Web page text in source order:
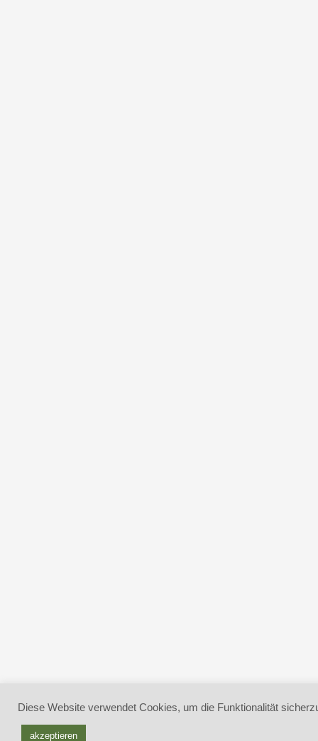
Diese Website verwendet Cookies, um die Funktionalität
akzeptieren